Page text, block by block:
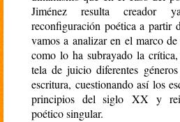
Jiménez resulta creador
reconfiguración poética a partir
vamos a analizar en el marco
como lo ha subrayado la
tela de juicio diferentes
escritura, cuestionando así los
principios del siglo XX y
poético singular.